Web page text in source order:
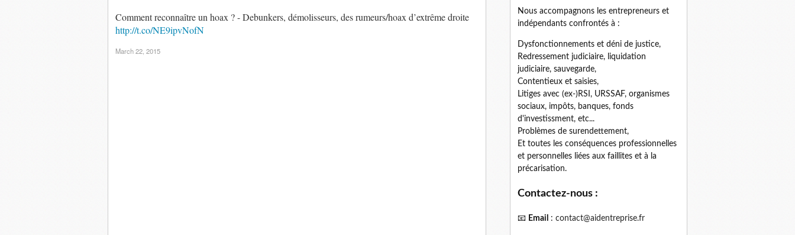
Comment reconnaître un hoax ? - Debunkers, démolisseurs, des rumeurs/hoax d’extrême droite
http://t.co/NE9ipvNofN
March 22, 2015
Nous accompagnons les entrepreneurs et
indépendants confrontés à :
Dysfonctionnements et déni de justice,
Redressement judiciaire, liquidation
judiciaire, sauvegarde,
Contentieux et saisies,
Litiges avec (ex-)RSI, URSSAF, organismes
sociaux, impôts, banques, fonds
d'investissment, etc...
Problèmes de surendettement,
Et toutes les conséquences professionnelles
et personnelles liées aux faillites et à la
précarisation.
Contactez-nous :
📧 Email : contact@aidentreprise.fr